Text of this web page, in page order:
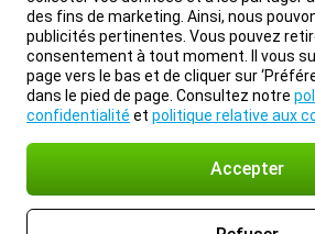
des fins de marketing. Ainsi, nous
publicités pertinentes. Vous pouvez
consentement à tout moment. Il vous
page vers le bas et de cliquer sur
dans le pied de page. Consultez notre
confidentialité et politique relative aux
Accepter